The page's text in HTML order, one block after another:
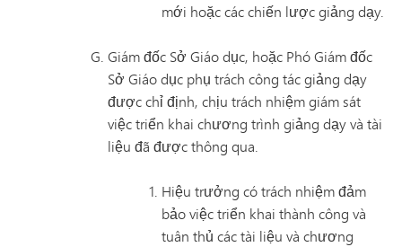
mới hoặc các chiến lược giảng dạy.
Giám đốc Sở Giáo dục, hoặc Phó Giám đốc
Sở Giáo dục phụ trách công tác giảng dạy
được chỉ định, chịu trách nhiệm giám sát
việc triển khai chương trình giảng dạy và tài
liệu đã được thông qua.
Hiệu trưởng có trách nhiệm đảm
bảo việc triển khai thành công và
tuân thủ các tài liệu và chương